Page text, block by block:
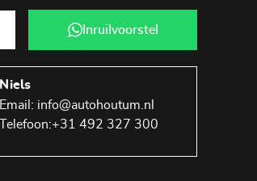
Inruilvoorstel
Niels
Email: info@autohoutum.nl
Telefoon:+31 492 327 300